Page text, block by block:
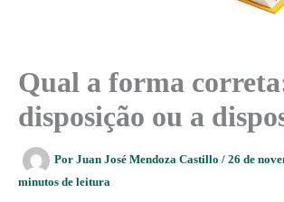
Qual a forma
disposição ou a
Por Juan José Mendoza Castillo / 26 de
minutos de leitura